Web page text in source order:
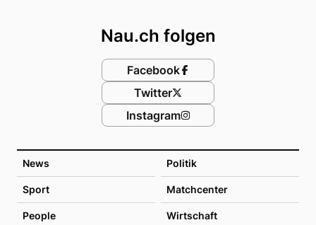
News Politik
Sport Matchcenter
People Wirtschaft
Nau.ch folgen
Facebook
Twitter
Instagram